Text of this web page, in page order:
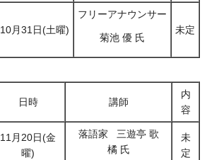
10月31日(土曜)
フリーアナウンサー
菊池 優 氏
未定
日時 講師
内
容
11月20日(金
曜)
落語家 三遊亭 歌
橘 氏
未
定